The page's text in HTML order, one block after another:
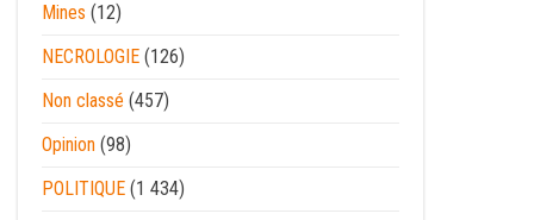
Mines (12)
NECROLOGIE (126)
Non classé (457)
Opinion (98)
POLITIQUE (1 434)